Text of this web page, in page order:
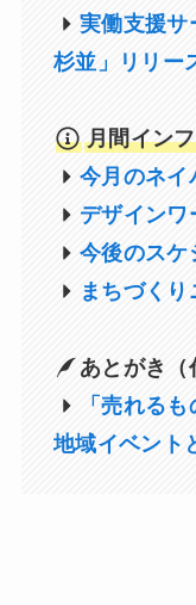
実働支援サ
杉並」リリー
月間イン
今月のネイ
デザインワ
今後のスケ
まちづく
あとがき（
「売れる
地域イベント